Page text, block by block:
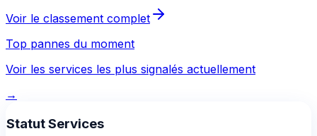
Voir le classement complet
Top pannes du moment
Voir les services les plus signalés actuellement
→
Statut Services